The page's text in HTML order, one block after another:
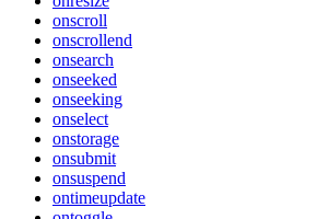
onscroll
onscrollend
onsearch
onseeked
onseeking
onselect
onstorage
onsubmit
onsuspend
ontimeupdate